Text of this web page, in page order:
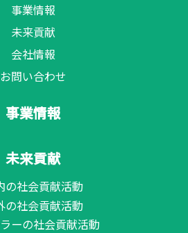
事業情報
未来貢献
会社情報
お問い合わせ
事業情報
未来貢献
の社会貢献活動
の社会貢献活動
ーの社会貢献活動